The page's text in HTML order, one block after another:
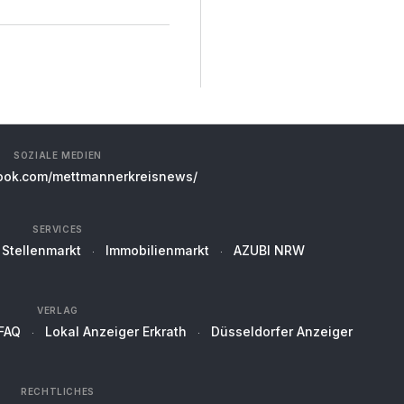
SOZIALE MEDIEN
mettmannerkreisnews/
SERVICES
Stellenmarkt Immobilienmarkt AZUBI NRW
VERLAG
Lokal Anzeiger Erkrath Düsseldorfer Anzeiger
RECHTLICHES